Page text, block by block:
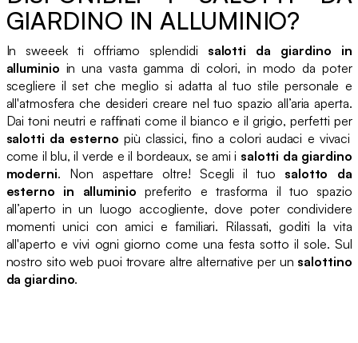
GIARDINO IN ALLUMINIO?
In sweeek ti offriamo splendidi salotti da giardino in
alluminio in una vasta gamma di colori, in modo da poter
scegliere il set che meglio si adatta al tuo stile personale e
all'atmosfera che desideri creare nel tuo spazio all’aria aperta.
Dai toni neutri e raffinati come il bianco e il grigio, perfetti per
salotti da esterno più classici, fino a colori audaci e vivaci
come il blu, il verde e il bordeaux, se ami i salotti da giardino
moderni. Non aspettare oltre! Scegli il tuo salotto da
esterno in alluminio preferito e trasforma il tuo spazio
all’aperto in un luogo accogliente, dove poter condividere
momenti unici con amici e familiari. Rilassati, goditi la vita
all'aperto e vivi ogni giorno come una festa sotto il sole. Sul
nostro sito web puoi trovare altre alternative per un salottino
da giardino.